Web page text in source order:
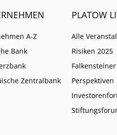
A-Z
Bank
Zentralbank
PLATOW
Alle
Risiken 2025
Falkensteiner
Perspektiven